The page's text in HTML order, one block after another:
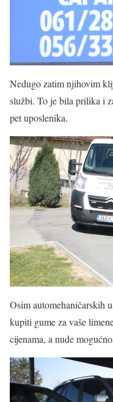
Nedugo zatim njihovim
službi. To je bila prilika i
pet uposlenika.
Osim automehaničarskih
kupiti gume za vaše
cijenama, a nude